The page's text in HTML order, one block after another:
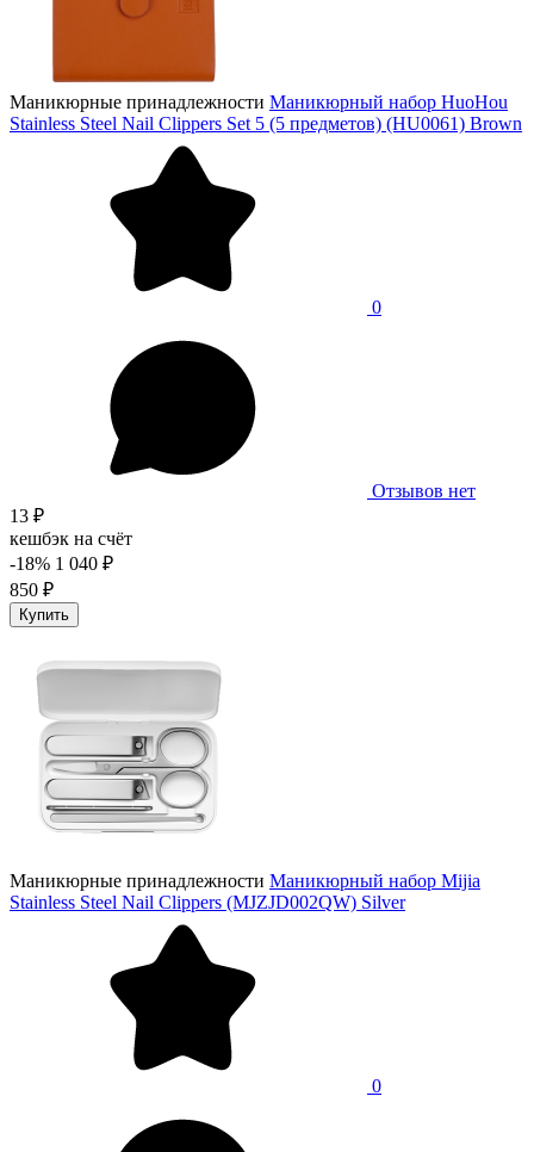
Маникюрные принадлежности Маникюрный набор HuoHou
Stainless Steel Nail Clippers Set 5 (5 предметов) (HU0061) Brown
0
Отзывов нет
13 ₽
кешбэк на счёт
-18% 1 040 ₽
850 ₽
Купить
Маникюрные принадлежности Маникюрный набор Mijia
Stainless Steel Nail Clippers (MJZJD002QW) Silver
0